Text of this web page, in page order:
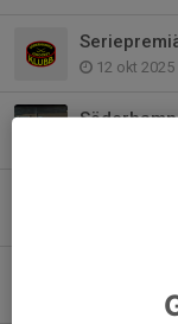
12 okt 2025
7 okt 2023